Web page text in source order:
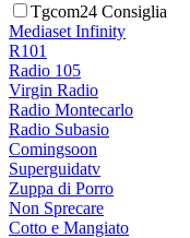
Tgcom24 Consiglia
Mediaset Infinity
R101
Radio 105
Virgin Radio
Radio Montecarlo
Radio Subasio
Comingsoon
Superguidatv
Zuppa di Porro
Non Sprecare
Cotto e Mangiato